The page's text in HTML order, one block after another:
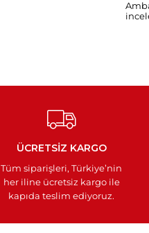
ÜCRETSİZ KARGO
Tüm siparişleri, Türkiye’nin
her iline ücretsiz kargo ile
kapıda teslim ediyoruz.